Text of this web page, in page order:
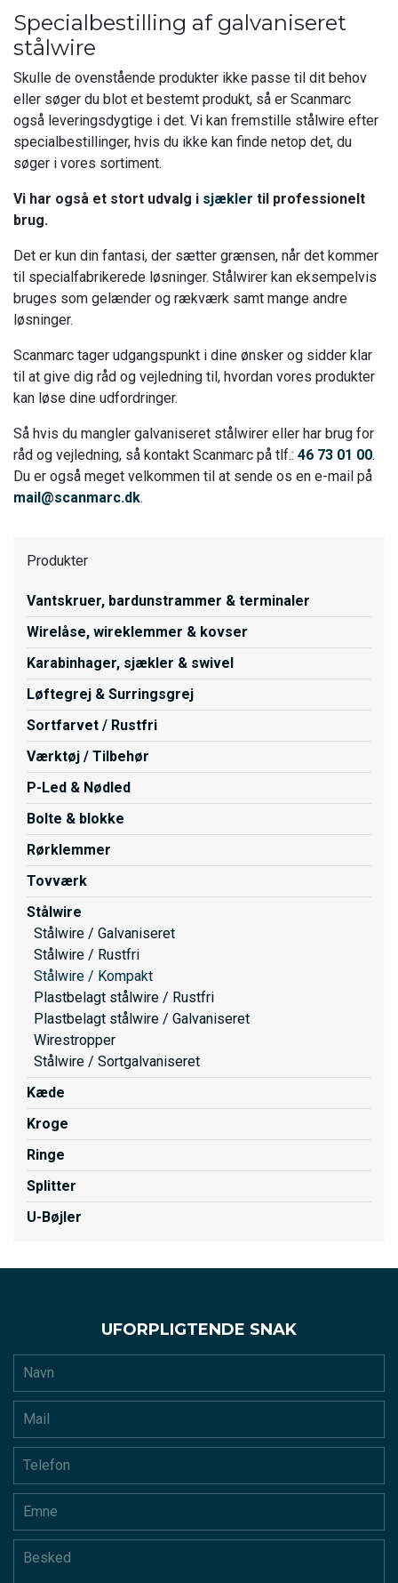
Produkter
Vantskruer, bardunstrammer & terminaler
Wirelåse, wireklemmer & kovser
Karabinhager, sjækler & swivel
Løftegrej & Surringsgrej
Sortfarvet / Rustfri
Værktøj / Tilbehør
P-Led & Nødled
Bolte & blokke
Rørklemmer
Tovværk
Stålwire
Stålwire / Galvaniseret
Stålwire / Rustfri
Stålwire / Kompakt
Plastbelagt stålwire / Rustfri
Plastbelagt stålwire / Galvaniseret
Wirestropper
Stålwire / Sortgalvaniseret
Kæde
Kroge
Ringe
Splitter
U-Bøjler
Specialbestilling af galvaniseret
stålwire
Skulle de ovenstående produkter ikke passe til dit behov
eller søger du blot et bestemt produkt, så er Scanmarc
også leveringsdygtige i det. Vi kan fremstille stålwire efter
specialbestillinger, hvis du ikke kan finde netop det, du
søger i vores sortiment.
Vi har også et stort udvalg i sjækler til professionelt
brug.
Det er kun din fantasi, der sætter grænsen, når det kommer
til specialfabrikerede løsninger. Stålwirer kan eksempelvis
bruges som gelænder og rækværk samt mange andre
løsninger.
Scanmarc tager udgangspunkt i dine ønsker og sidder klar
til at give dig råd og vejledning til, hvordan vores produkter
kan løse dine udfordringer.
Så hvis du mangler galvaniseret stålwirer eller har brug for
råd og vejledning, så kontakt Scanmarc på tlf.: 46 73 01 00.
Du er også meget velkommen til at sende os en e-mail på
mail@scanmarc.dk.
UFORPLIGTENDE SNAK